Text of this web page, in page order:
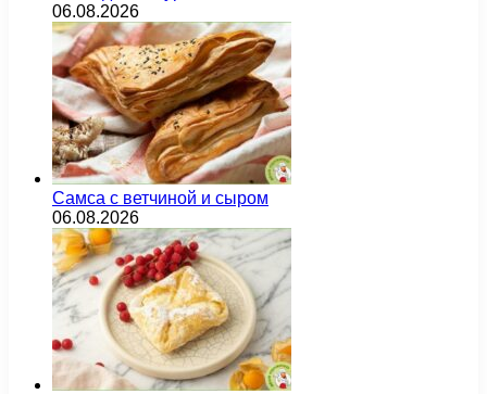
06.08.2026
Самса с ветчиной и сыром
06.08.2026